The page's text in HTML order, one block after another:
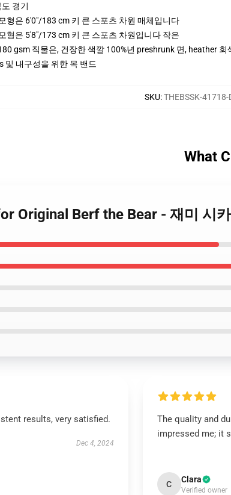
경기
형은 6'0"/183 cm 키 큰 스포츠 차원 매체입니다
형은 5'8"/173 cm 키 큰 스포츠 차원입니다 작은
gsm 직물은, 건장한 색깔 100%년 preshrunk 면, heather
및 내구성을 위한 목 밴드
SKU:THEBSSK-41718-
What
Original Berf the Bear - 재미 시
results, very satisfied.
Dec 4, 2024
The quality and
impressed me; it
C Clara
Verified owner